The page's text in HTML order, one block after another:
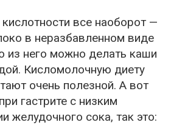
все наоборот —
в неразбавленном виде
из него можно делать каши
Кисломолочную диету
очень полезной. А вот
гастрите с низким
желудочного сока, так это: